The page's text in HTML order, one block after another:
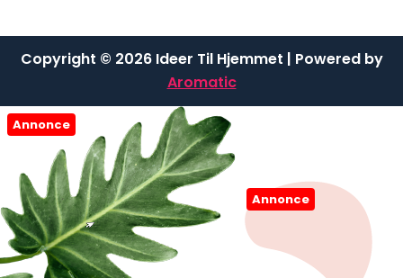
Copyright © 2026 Ideer Til Hjemmet | Powered by
Aromatic
Annonce
Annonce